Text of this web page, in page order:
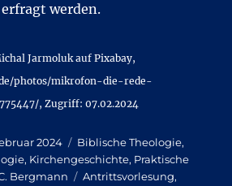
werden.
Jarmoluk auf Pixabay,
photos/mikrofon-die-rede-
, Zugriff: 07.02.2024
2024 Kategorien
Biblische Theologie,
, Kirchengeschichte, Praktische
Bergmann Schlagwörter
Antrittsvorlesung,